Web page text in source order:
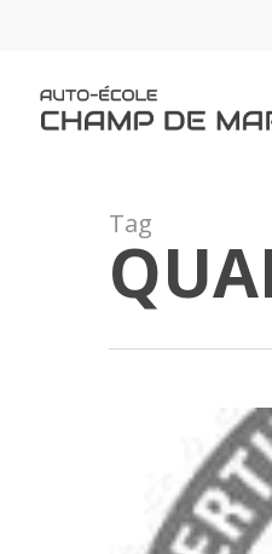
content
Tag
certifiés